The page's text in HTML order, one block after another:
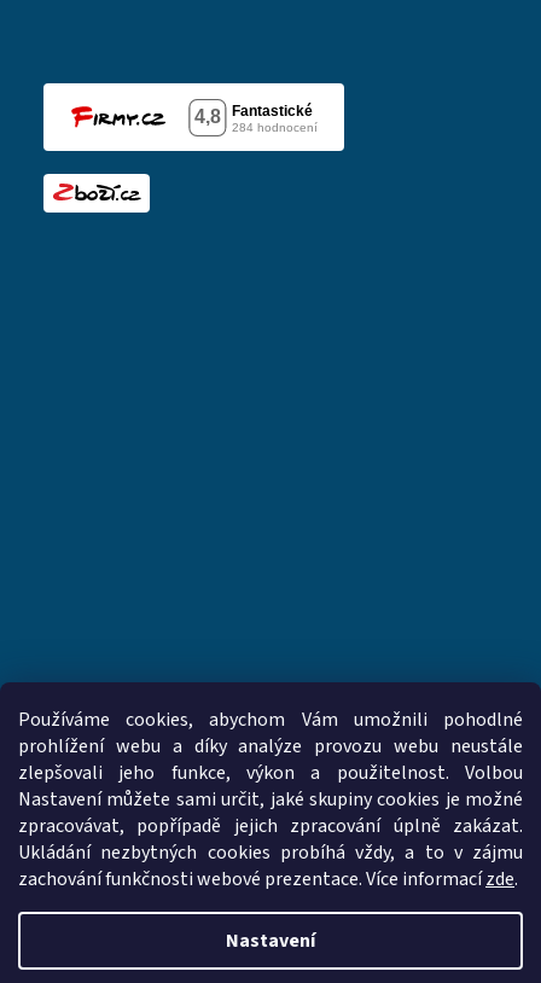
Používáme cookies, abychom Vám umožnili pohodlné
prohlížení webu a díky analýze provozu webu neustále
zlepšovali jeho funkce, výkon a použitelnost. Volbou
Nastavení můžete sami určit, jaké skupiny cookies je možné
zpracovávat, popřípadě jejich zpracování úplně zakázat.
Ukládání nezbytných cookies probíhá vždy, a to v zájmu
zachování funkčnosti webové prezentace. Více informacízde.
Nastavení
www.vzduchotechnika-ventilatory.cz www.palmat.cz
Vytvořil Shoptet